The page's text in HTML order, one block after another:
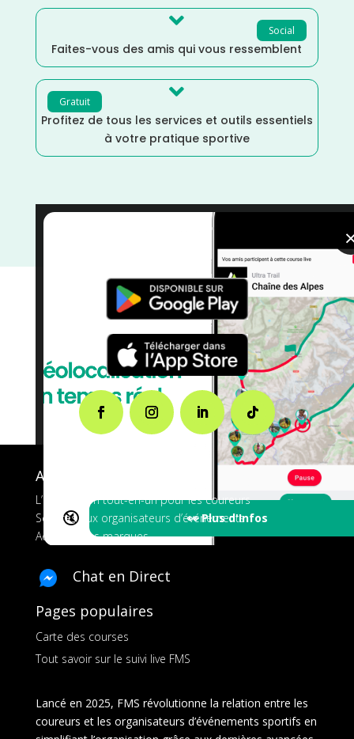
Social

Faites-vous des amis qui vous ressemblent
Gratuit 
Profitez de tous les services et outils essentiels
à votre pratique sportive
🔇 👀 Plus d'Infos
Bretagne
A propos de FMS
L’application tout-en-un pour les coureurs
Services aux organisateurs d’événements
Ads pour les marques
Chat en Direct
Pages populaires
Carte des courses
Tout savoir sur le suivi live FMS
Lancé en 2025, FMS révolutionne la relation entre les
coureurs et les organisateurs d’événements sportifs en